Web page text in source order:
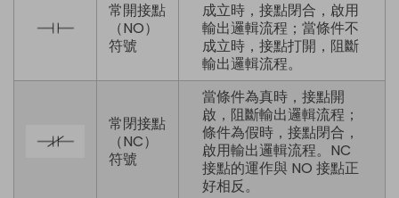
常開接點
（NO）
符號
成立時，接點閉合，啟用
輸出邏輯流程；當條件不
成立時，接點打開，阻斷
輸出邏輯流程。
常閉接點
（NC）
符號
當條件為真時，接點開
啟，阻斷輸出邏輯流程；
條件為假時，接點閉合，
啟用輸出邏輯流程。NC
接點的運作與 NO 接點正
好相反。